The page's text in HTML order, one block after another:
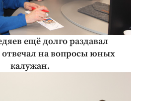
ещё долго раздавал
на вопросы юных
калужан.